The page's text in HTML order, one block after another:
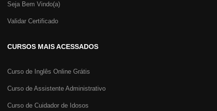
Seja Bem Vindo(a)
Validar Certificado
CURSOS MAIS ACESSADOS
Curso de Inglês Online Grátis
Curso de Assistente Administrativo
Curso de Cuidador de Idosos